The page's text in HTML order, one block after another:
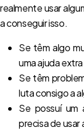
realmente usar
a conseguir isso.
Se têm algo
uma ajuda
Se têm
luta consigo a
Se possuí
precisa de usar